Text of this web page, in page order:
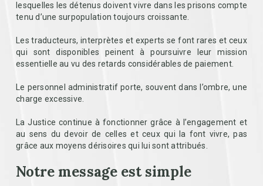
lesquelles les détenus doivent vivre dans les prisons compte
tenu d’une surpopulation toujours croissante.
Les traducteurs, interprètes et experts se font rares et ceux
qui sont disponibles peinent à poursuivre leur mission
essentielle au vu des retards considérables de paiement.
Le personnel administratif porte, souvent dans l’ombre, une
charge excessive.
La Justice continue à fonctionner grâce à l’engagement et
au sens du devoir de celles et ceux qui la font vivre, pas
grâce aux moyens dérisoires qui lui sont attribués.
Notre message est simple